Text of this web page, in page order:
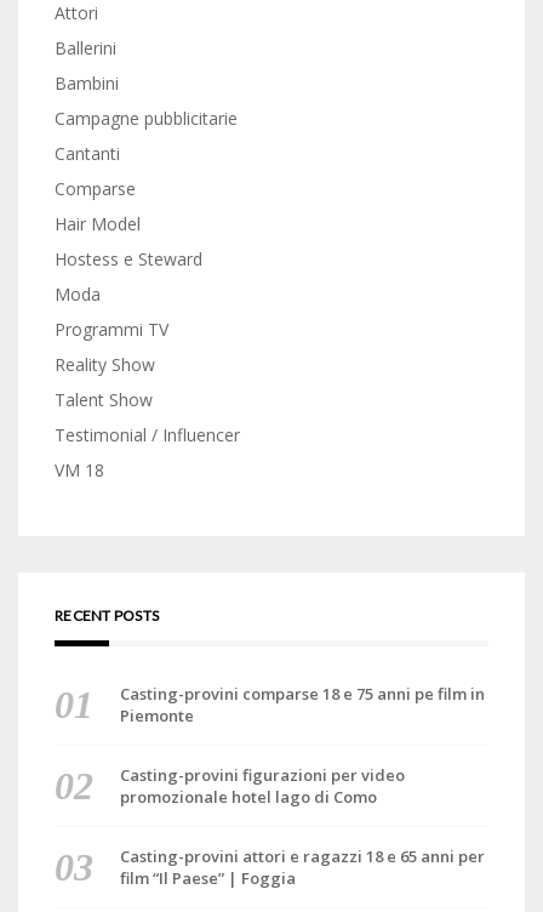
Attori
Ballerini
Bambini
Campagne pubblicitarie
Cantanti
Comparse
Hair Model
Hostess e Steward
Moda
Programmi TV
Reality Show
Talent Show
Testimonial / Influencer
VM 18
RECENT POSTS
Casting-provini comparse 18 e 75 anni pe film in
Piemonte
Casting-provini figurazioni per video
promozionale hotel lago di Como
Casting-provini attori e ragazzi 18 e 65 anni per
film “Il Paese” | Foggia